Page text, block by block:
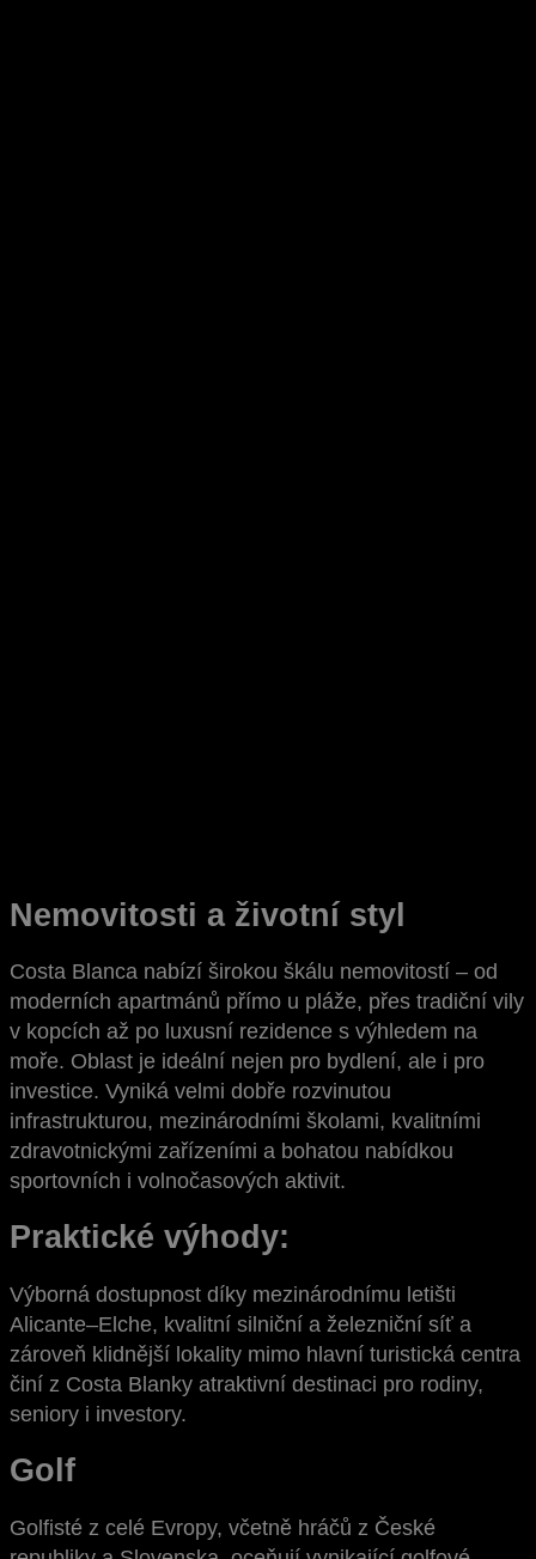
Nemovitosti a životní styl
Costa Blanca nabízí širokou škálu nemovitostí – od
moderních apartmánů přímo u pláže, přes tradiční vily
v kopcích až po luxusní rezidence s výhledem na
moře. Oblast je ideální nejen pro bydlení, ale i pro
investice. Vyniká velmi dobře rozvinutou
infrastrukturou, mezinárodními školami, kvalitními
zdravotnickými zařízeními a bohatou nabídkou
sportovních i volnočasových aktivit.
Praktické výhody:
Výborná dostupnost díky mezinárodnímu letišti
Alicante–Elche, kvalitní silniční a železniční síť a
zároveň klidnější lokality mimo hlavní turistická centra
činí z Costa Blanky atraktivní destinaci pro rodiny,
seniory i investory.
Golf
Golfisté z celé Evropy, včetně hráčů z České